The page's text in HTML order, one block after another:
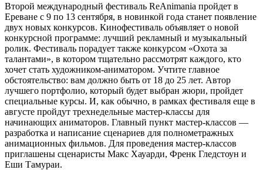
Второй международный фестиваль ReAnimania пройдет в
Ереване с 9 по 13 сентября, в новинкой года станет появление
двух новых конкурсов. Кинофестиваль объявляет о новой
конкурсной программе: лучший рекламный и музыкальный
ролик. Фестиваль порадует также конкурсом «Охота за
талантами», в котором тщательно рассмотрят каждого, кто
хочет стать художником-аниматором. Учтите главное
обстоятельство: вам должно быть от 18 до 25 лет. Автор
лучшего портфолио, который будет выбран жюри, пройдет
специальные курсы. И, как обычно, в рамках фестиваля еще в
августе пройдут трехнедельные мастер-классы для
начинающих аниматоров. Главный пункт мастер-классов —
разработка и написание сценариев для полнометражных
анимационных фильмов. Для проведения мастер-классов
приглашены сценаристы Макс Хауарди, Френк Гледстоун и
Еши Тамураи.